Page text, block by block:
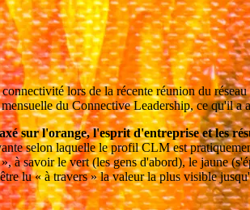
lors de la récente réunion du
du Connective Leadership, ce qu'il a
sur l'orange, l'esprit d'entreprise et les
selon laquelle le profil CLM est
à savoir le vert (les gens d'abord), le jaune
lu « à travers » la valeur la plus visible